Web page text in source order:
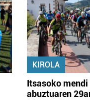
KIROLA
Itsasoko
abuztuaren